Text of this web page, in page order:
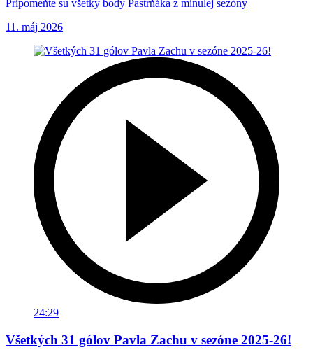
Pripomeňte su všetky body Pastrňáka z minulej sezóny
11. máj 2026
24:29
Všetkých 31 gólov Pavla Zachu v sezóne 2025-26!